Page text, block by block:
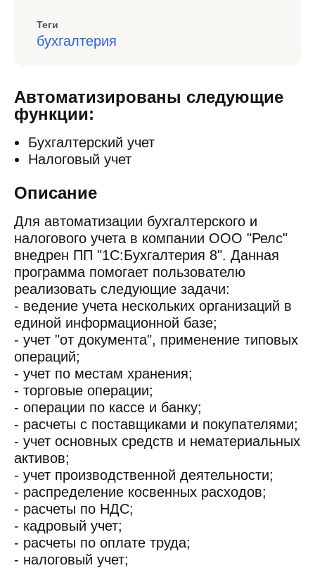
Теги
бухгалтерия
Автоматизированы следующие
функции:
Бухгалтерский учет
Налоговый учет
Описание
Для автоматизации бухгалтерского и
налогового учета в компании ООО "Релс"
внедрен ПП "1С:Бухгалтерия 8". Данная
программа помогает пользователю
реализовать следующие задачи:
- ведение учета нескольких организаций в
единой информационной базе;
- учет "от документа", применение типовых
операций;
- учет по местам хранения;
- торговые операции;
- операции по кассе и банку;
- расчеты с поставщиками и покупателями;
- учет основных средств и нематериальных
активов;
- учет производственной деятельности;
- распределение косвенных расходов;
- расчеты по НДС;
- кадровый учет;
- расчеты по оплате труда;
- налоговый учет;